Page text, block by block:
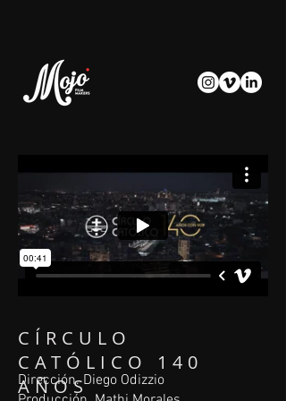
Dirección. Diego Odizzio
​CÍRCULO
CATÓLICO 140
AÑOS​